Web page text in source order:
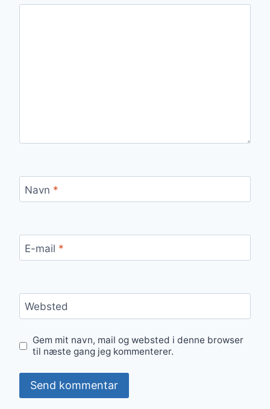
Navn *
E-mail *
Websted
Gem mit navn, mail og websted i denne browser
til næste gang jeg kommenterer.